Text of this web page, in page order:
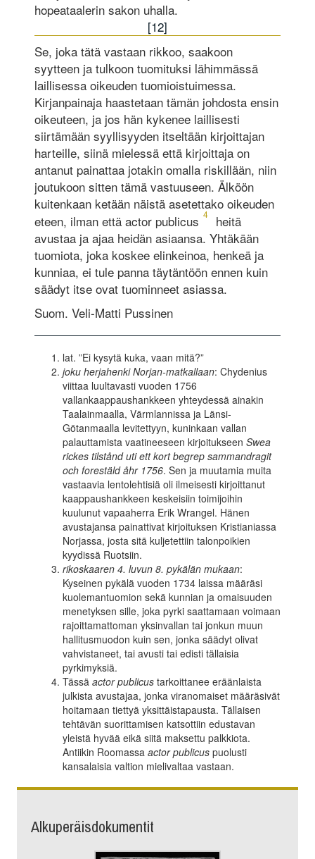
hopeataalerin sakon uhalla.
[12]
Se, joka tätä vastaan rikkoo, saakoon
syytteen ja tulkoon tuomituksi lähimmässä
laillisessa oikeuden tuomioistuimessa.
Kirjanpainaja haastetaan tämän johdosta ensin
oikeuteen, ja jos hän kykenee laillisesti
siirtämään syyllisyyden itseltään kirjoittajan
harteille, siinä mielessä että kirjoittaja on
antanut painattaa jotakin omalla riskillään, niin
joutukoon sitten tämä vastuuseen. Älköön
kuitenkaan ketään näistä asetettako oikeuden
eteen, ilman että actor publicus 4
heitä
avustaa ja ajaa heidän asiaansa. Yhtäkään
tuomiota, joka koskee elinkeinoa, henkeä ja
kunniaa, ei tule panna täytäntöön ennen kuin
säädyt itse ovat tuominneet asiassa.
Suom. Veli-Matti Pussinen
lat. ”Ei kysytä kuka, vaan mitä?”
joku herjahenki Norjan-matkallaan: Chydenius
viittaa luultavasti vuoden 1756
vallankaappaushankkeen yhteydessä ainakin
Taalainmaalla, Värmlannissa ja Länsi-
Götanmaalla levitettyyn, kuninkaan vallan
palauttamista vaatineeseen kirjoitukseen Swea
rickes tilstånd uti ett kort begrep sammandragit
och forestäld åhr 1756. Sen ja muutamia muita
vastaavia lentolehtisiä oli ilmeisesti kirjoittanut
kaappaushankkeen keskeisiin toimijoihin
kuulunut vapaaherra Erik Wrangel. Hänen
avustajansa painattivat kirjoituksen Kristianiassa
Norjassa, josta sitä kuljetettiin talonpoikien
kyydissä Ruotsiin.
rikoskaaren 4. luvun 8. pykälän mukaan:
Kyseinen pykälä vuoden 1734 laissa määräsi
kuolemantuomion sekä kunnian ja omaisuuden
menetyksen sille, joka pyrki saattamaan voimaan
rajoittamattoman yksinvallan tai jonkun muun
hallitusmuodon kuin sen, jonka säädyt olivat
vahvistaneet, tai avusti tai edisti tällaisia
pyrkimyksiä.
Tässä actor publicustarkoittanee eräänlaista
julkista avustajaa, jonka viranomaiset määräsivät
hoitamaan tiettyä yksittäistapausta. Tällaisen
tehtävän suorittamisen katsottiin edustavan
yleistä hyvää eikä siitä maksettu palkkiota.
Antiikin Roomassa actor publicuspuolusti
kansalaisia valtion mielivaltaa vastaan.
Alkuperäisdokumentit